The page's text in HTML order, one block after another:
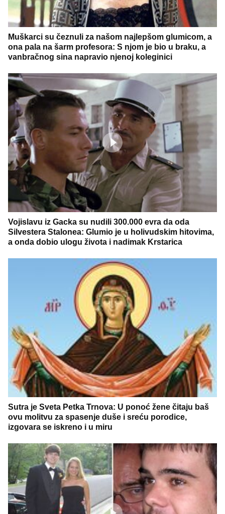
Muškarci su čeznuli za našom najlepšom glumicom, a
ona pala na šarm profesora: S njom je bio u braku, a
vanbračnog sina napravio njenoj koleginici
Vojislavu iz Gacka su nudili 300.000 evra da oda
Silvestera Stalonea: Glumio je u holivudskim hitovima,
a onda dobio ulogu života i nadimak Krstarica
Sutra je Sveta Petka Trnova: U ponoć žene čitaju baš
ovu molitvu za spasenje duše i sreću porodice,
izgovara se iskreno i u miru